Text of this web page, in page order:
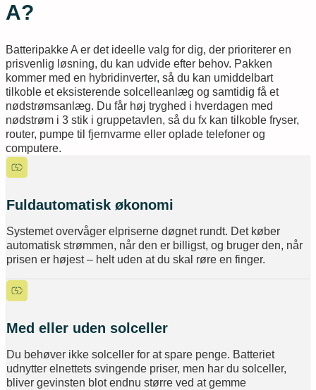
A?
Batteripakke A er det ideelle valg for dig, der prioriterer en
prisvenlig løsning, du kan udvide efter behov. Pakken
kommer med en hybridinverter, så du kan umiddelbart
tilkoble et eksisterende solcelleanlæg og samtidig få et
nødstrømsanlæg. Du får høj tryghed i hverdagen med
nødstrøm i 3 stik i gruppetavlen, så du fx kan tilkoble fryser,
router, pumpe til fjernvarme eller oplade telefoner og
computere.
Fuldautomatisk økonomi
Systemet overvåger elpriserne døgnet rundt. Det køber
automatisk strømmen, når den er billigst, og bruger den, når
prisen er højest – helt uden at du skal røre en finger.
Med eller uden solceller
Du behøver ikke solceller for at spare penge. Batteriet
udnytter elnettets svingende priser, men har du solceller,
bliver gevinsten blot endnu større ved at gemme